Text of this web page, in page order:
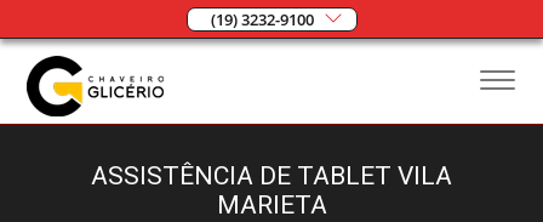
(19) 3232-9100
ASSISTÊNCIA DE TABLET VILA
MARIETA